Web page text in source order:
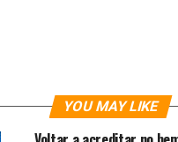
COLUNAS COMICS
DC FORTALEZA HQS |
YOU MAY LIKE